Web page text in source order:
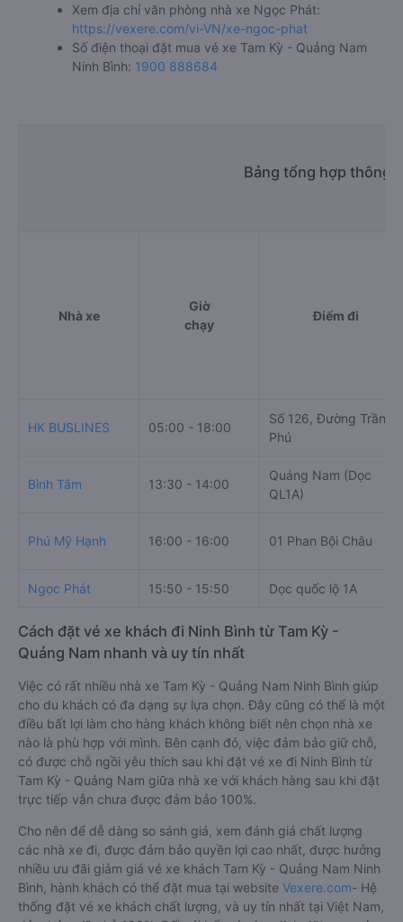
Xem địa chỉ văn phòng nhà xe Ngọc Phát:
https://vexere.com/vi-VN/xe-ngoc-phat
Số điện thoại đặt mua vé xe Tam Kỳ - Quảng Nam
Ninh Bình: 1900 888684
Bảng tổng hợp thông
Nhà xe
Giờ
chạy
Điểm đi
HK BUSLINES 05:00 - 18:00
Số 126, Đường Trần
Phú
Bình Tâm 13:30 - 14:00
Quảng Nam (Dọc
QL1A)
Phú Mỹ Hạnh 16:00 - 16:00 01 Phan Bội Châu
Ngọc Phát 15:50 - 15:50 Dọc quốc lộ 1A
Cách đặt vé xe khách đi Ninh Bình từ Tam Kỳ -
Quảng Nam nhanh và uy tín nhất
Việc có rất nhiều nhà xe Tam Kỳ - Quảng Nam Ninh Bình giúp
cho du khách có đa dạng sự lựa chọn. Đây cũng có thể là một
điều bất lợi làm cho hàng khách không biết nên chọn nhà xe
nào là phù hợp với mình. Bên cạnh đó, việc đảm bảo giữ chỗ,
có được chỗ ngồi yêu thích sau khi đặt vé xe đi Ninh Bình từ
Tam Kỳ - Quảng Nam giữa nhà xe với khách hàng sau khi đặt
trực tiếp vẫn chưa được đảm bảo 100%.
Cho nên để dễ dàng so sánh giá, xem đánh giá chất lượng
các nhà xe đi, được đảm bảo quyền lợi cao nhất, được hưởng
nhiều ưu đãi giảm giá vé xe khách Tam Kỳ - Quảng Nam Ninh
Bình, hành khách có thể đặt mua tại website Vexere.com- Hệ
thống đặt vé xe khách chất lượng, và uy tín nhất tại Việt Nam,